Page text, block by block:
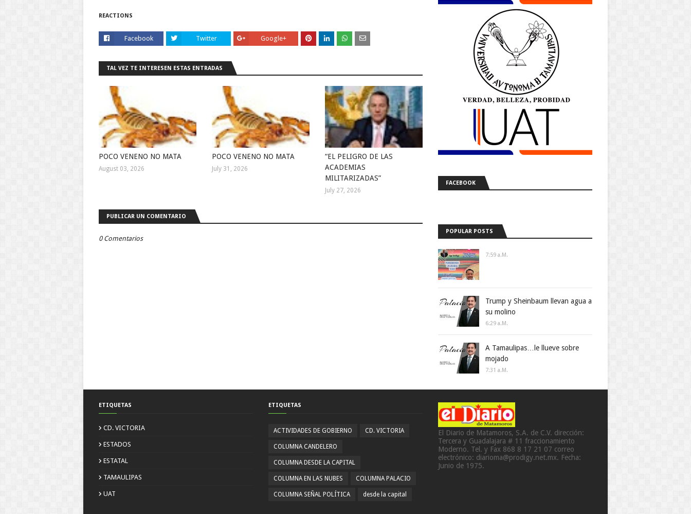
REACTIONS
Facebook Twitter Google+
TAL VEZ TE INTERESEN ESTAS ENTRADAS
POCO VENENO NO MATA
August 03, 2026
POCO VENENO NO MATA
July 31, 2026
“EL PELIGRO DE LAS
ACADEMIAS
MILITARIZADAS”
July 27, 2026
PUBLICAR UN COMENTARIO
0 Comentarios
FACEBOOK
POPULAR POSTS
7:59 A.m.
Trump y Sheinbaum llevan agua a
su molino
6:29 A.m.
A Tamaulipas…le llueve sobre
mojado
7:31 A.m.
ETIQUETAS
CD. VICTORIA
ESTADOS
ESTATAL
TAMAULIPAS
UAT
ETIQUETAS
ACTIVIDADES DE GOBIERNO CD. VICTORIA
COLUMNA CANDELERO
COLUMNA DESDE LA CAPITAL
COLUMNA EN LAS NUBES COLUMNA PALACIO
COLUMNA SEÑAL POLÍTICA desde la capital
El Diario de Matamoros, S.A. de C.V. dirección:
Tercera y Guadalajara # 11 fraccionamiento
Moderno. Tel. y Fax 868 8 17 21 07 correo
electrónico: diarioma@prodigy.net.mx. Fecha:
Junio de 1975.